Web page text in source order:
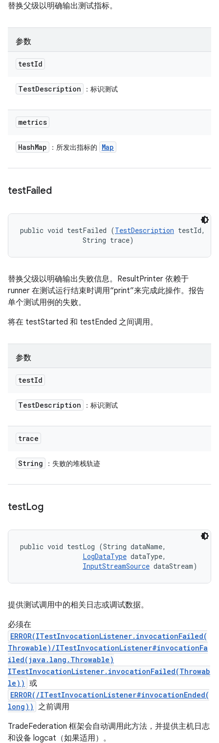
替换父级以明确输出测试指标。
参数
testId
TestDescription ：标识测试
metrics
HashMap ：所发出指标的 Map
testFailed
public void testFailed (TestDescription testId,
                String trace)
替换父级以明确输出失败信息。ResultPrinter 依赖于
runner 在测试运行结束时调用“print”来完成此操作。报告
单个测试用例的失败。
将在 testStarted 和 testEnded 之间调用。
参数
testId
TestDescription ：标识测试
trace
String ：失败的堆栈轨迹
testLog
public void testLog (String dataName,
LogDataType dataType,
InputStreamSource dataStream)
提供测试调用中的相关日志或调试数据。
必须在
ERROR(ITestInvocationListener.invocationFailed(
Throwable)/ITestInvocationListener#invocationFa
iled(java.lang.Throwable)
ITestInvocationListener.invocationFailed(Throwab
le)) 或
ERROR(/ITestInvocationListener#invocationEnded(
long)) 之前调用
TradeFederation 框架会自动调用此方法，并提供主机日志
和设备 logcat（如果适用）。